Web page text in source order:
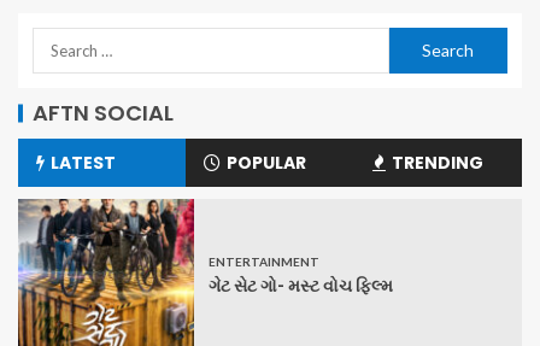
AFTN SOCIAL
LATEST POPULAR TRENDING
ENTERTAINMENT
ગેટ સેટ ગો- મસ્ટ વોચ ફિલ્મ